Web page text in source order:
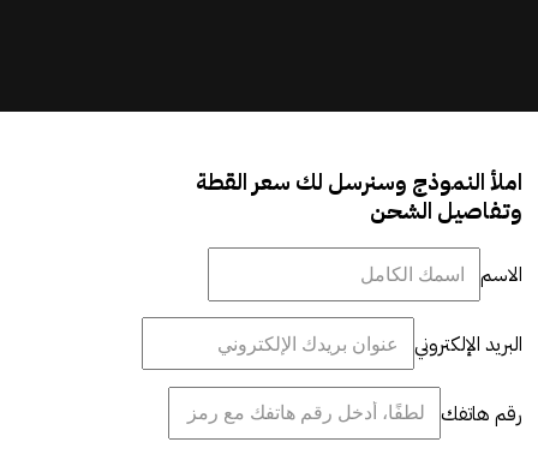
املأ النموذج وسنرسل لك سعر القطة
وتفاصيل الشحن
الاسم
البريد الإلكتروني
رقم هاتفك